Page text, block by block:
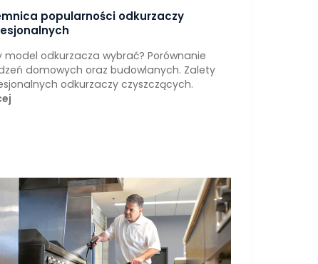
popularności odkurzaczy
model odkurzacza wybrać? Porównanie
domowych oraz budowlanych. Zalety
odkurzaczy czyszczących.